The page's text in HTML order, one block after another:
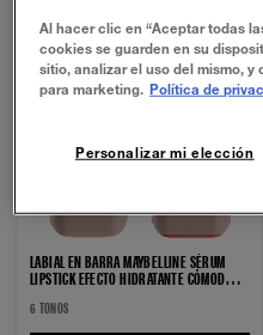
LABIAL EN BARRA MAYBELLINE SÉRUM
LIPSTICK EFECTO HIDRATANTE CÓMODO,
HIDRATACIÓN QUE APORTA VOLUMEN
6 TONOS
Al hacer clic en “Aceptar todas
cookies se guarden en su
sitio, analizar el uso del mismo,
para marketing. Política de
Personalizar mi elección